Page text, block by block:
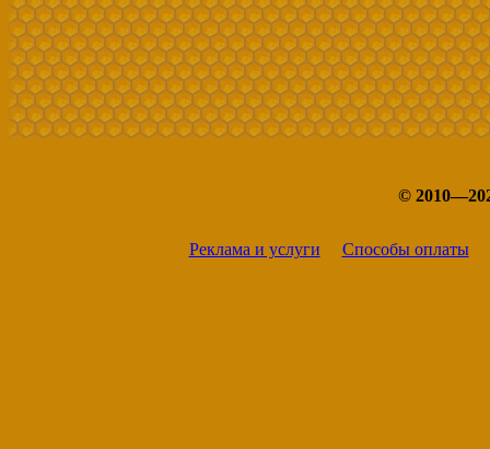
©
Реклама и услуги Способы оплаты